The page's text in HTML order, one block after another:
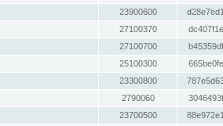
23900600
27100370
27100700
25100300
23300800
2790060
23700500